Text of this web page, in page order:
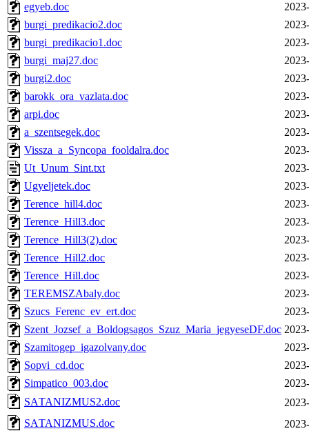
egyeb.doc
burgi_predikacio2.doc
burgi_predikacio1.doc
burgi_maj27.doc
burgi2.doc
barokk_ora_vazlata.doc
arpi.doc
a_szentsegek.doc
Vissza_a_Syncopa_fooldalra.doc
Ut_Unum_Sint.txt
Ugyeljetek.doc
Terence_hill4.doc
Terence_Hill3.doc
Terence_Hill3(2).doc
Terence_Hill2.doc
Terence_Hill.doc
TEREMSZAbaly.doc
Szucs_Ferenc_ev_ert.doc
Szent_Jozsef_a_Boldogsagos_Szuz_Maria_jegyeseDF.doc
Szamitogep_igazolvany.doc
Sopvi_cd.doc
Simpatico_003.doc
SATANIZMUS2.doc
SATANIZMUS.doc